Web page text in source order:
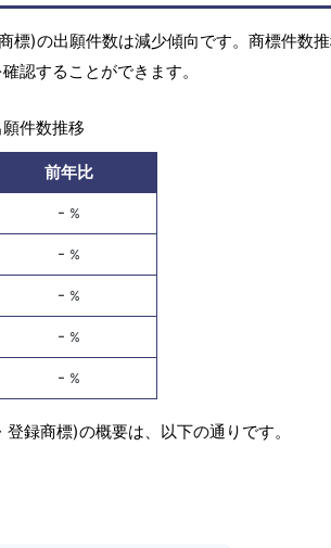
)の出願件数は減少傾向です。商標件数
認することができます。
件数推移
前年比
- %
- %
- %
- %
- %
録商標)の概要は、以下の通りです。